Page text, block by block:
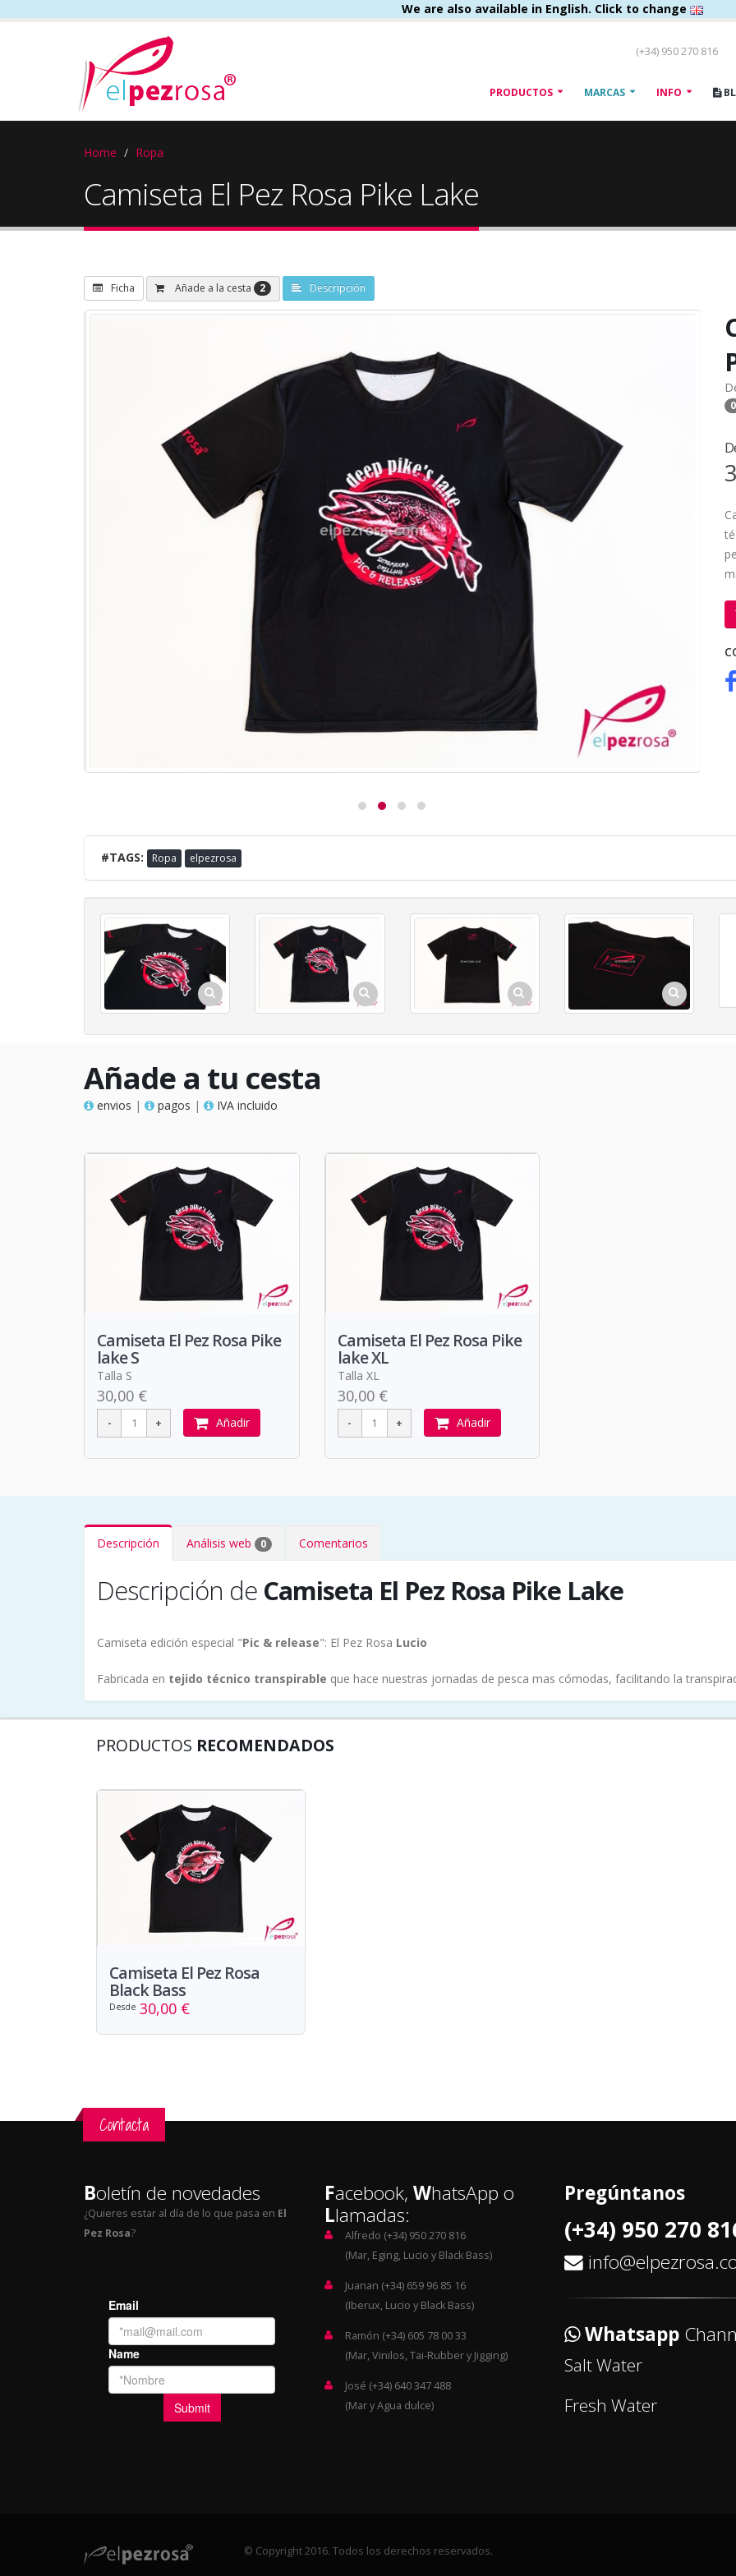
We are also available in English. Click to change
(+34) 950 270 816
PRODUCTOS MARCAS INFO
Home Ropa
Camiseta El Pez Rosa Pike Lake
Ficha Añade a la cesta 2 Descripción
0
#TAGS: Ropa elpezrosa
Añade a tu cesta
envios | pagos | IVA incluido
Camiseta El Pez Rosa Pike
lake S
Talla S
30,00 €
Añadir
Camiseta El Pez Rosa Pike
lake XL
Talla XL
30,00 €
Añadir
Descripción Análisis web 0 Comentarios
Descripción de Camiseta El Pez Rosa Pike Lake
Camiseta edición especial "Pic & release": El Pez Rosa Lucio
Fabricada en tejido técnico transpirable que hace nuestras jornadas de pesca mas cómodas, facilitando la
PRODUCTOS RECOMENDADOS
Camiseta El Pez Rosa
Black Bass
Desde 30,00 €
Contacta
Boletín de novedades
¿Quieres estar al día de lo que pasa en El
Pez Rosa?
Facebook, WhatsApp o
Llamadas:
Alfredo (+34) 950 270 816
(Mar, Eging, Lucio y Black Bass)
Juanan (+34) 659 96 85 16
(Iberux, Lucio y Black Bass)
Ramón (+34) 605 78 00 33
(Mar, Vinilos, Tai-Rubber y Jigging)
José (+34) 640 347 488
(Mar y Agua dulce)
Pregúntanos
(+34) 950 270
Whatsapp
Salt Water
Fresh Water
© Copyright 2016. Todos los derechos reservados.